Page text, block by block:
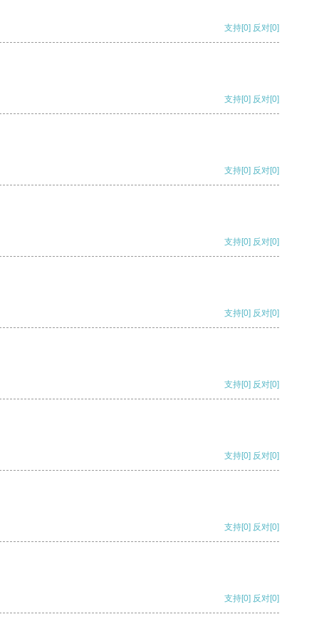
支持[0] 反对[0]
支持[0] 反对[0]
支持[0] 反对[0]
支持[0] 反对[0]
支持[0] 反对[0]
支持[0] 反对[0]
支持[0] 反对[0]
支持[0] 反对[0]
支持[0] 反对[0]